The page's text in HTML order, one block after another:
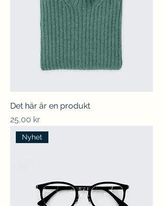
Det här är en produkt
Pris
25,00 kr
Nyhet